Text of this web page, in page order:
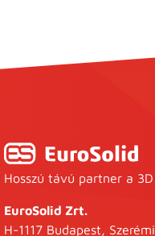
Hosszú távú partner a
EuroSolid Zrt.
H-1117 Budapest,